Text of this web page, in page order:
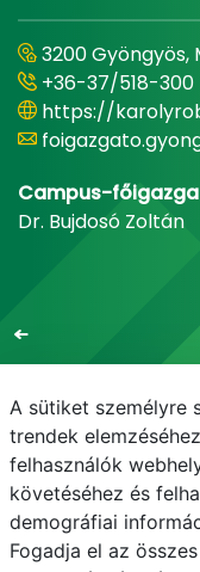
3200 Gyöngyös,
+36-37/518-300
https://
Campus-
Dr. Bujdosó Zoltán
E-mail
A sütiket személyre
trendek
felhasználók
követéséhez és
demográfiai
Fogadja el az